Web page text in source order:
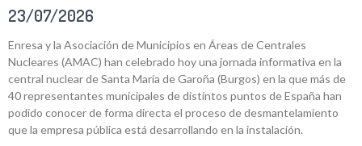
23/07/2026
Enresa y la Asociación de Municipios en Áreas de Centrales
Nucleares (AMAC) han celebrado hoy una jornada informativa en la
central nuclear de Santa María de Garoña (Burgos) en la que más de
40 representantes municipales de distintos puntos de España han
podido conocer de forma directa el proceso de desmantelamiento
que la empresa pública está desarrollando en la instalación.